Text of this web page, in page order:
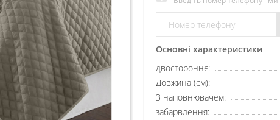
Основні характеристики
двостороннє:
Довжина (см):
З наповнювачем:
забарвлення: